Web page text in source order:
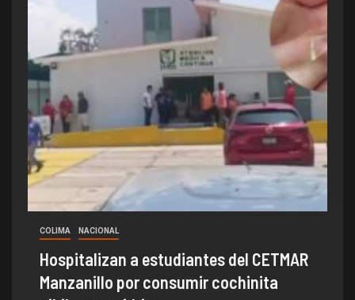
COLIMA NACIONAL
Hospitalizan a estudiantes del CETMAR
Manzanillo por consumir cochinita